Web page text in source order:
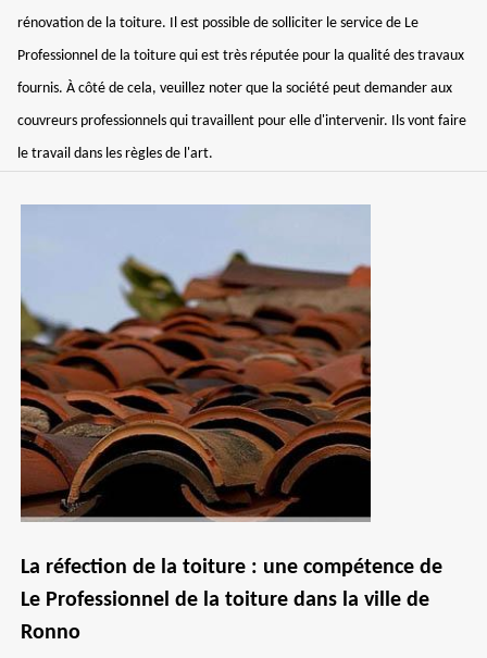
rénovation de la toiture. Il est possible de solliciter le service de Le
Professionnel de la toiture qui est très réputée pour la qualité des travaux
fournis. À côté de cela, veuillez noter que la société peut demander aux
couvreurs professionnels qui travaillent pour elle d'intervenir. Ils vont faire
le travail dans les règles de l'art.
La réfection de la toiture : une compétence de
Le Professionnel de la toiture dans la ville de
Ronno